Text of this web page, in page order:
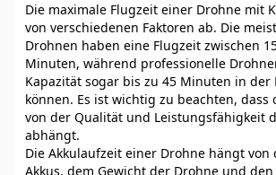
Die maximale Flugzeit einer Drohne mit
von verschiedenen Faktoren ab. Die
Drohnen haben eine Flugzeit zwischen
Minuten, während professionelle
Kapazität sogar bis zu 45 Minuten in der
können. Es ist wichtig zu beachten, dass
von der Qualität und Leistungsfähigkeit
abhängt.
Die Akkulaufzeit einer Drohne hängt von
Akkus, dem Gewicht der Drohne und